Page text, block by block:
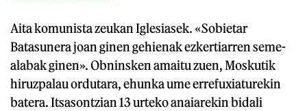
Aita komunista zeukan Iglesiasek. «Sobietar
Batasunera joan ginen gehienak ezkertiarren seme-
alabak ginen». Obninsken amaitu zuen, Moskutik
hiruzpalau ordutara, ehunka ume errefuxiaturekin
batera. Itsasontzian 13 urteko anaiarekin bidali